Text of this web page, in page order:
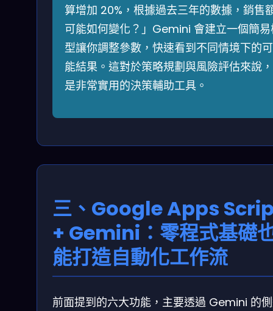
算增加 20%，根據過去三年的數據，銷售
可能如何變化？」Gemini 會建立一個簡
型讓你調整參數，快速看到不同情境下的可
能結果。這對於策略規劃與風險評估來說，
是非常實用的決策輔助工具。
三、Google Apps
+ Gemini：零程式基礎
能打造自動化工作流
前面提到的六大功能，主要透過 Gemini 的